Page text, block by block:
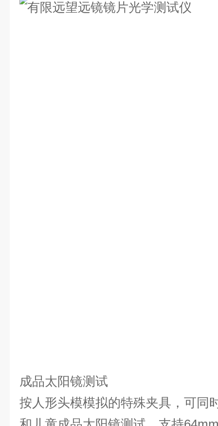
成品太阳镜测试
按人形头模模拟的特殊夹具，可同